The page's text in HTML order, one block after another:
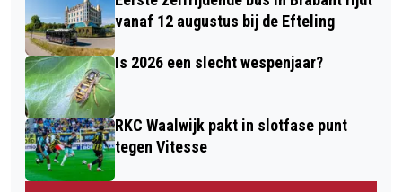
vanaf 12 augustus bij de Efteling
Is 2026 een slecht wespenjaar?
RKC Waalwijk pakt in slotfase punt
tegen Vitesse